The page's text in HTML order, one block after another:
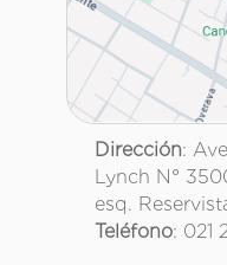
Dirección:
Lynch N°
esq.
Teléfono: 021